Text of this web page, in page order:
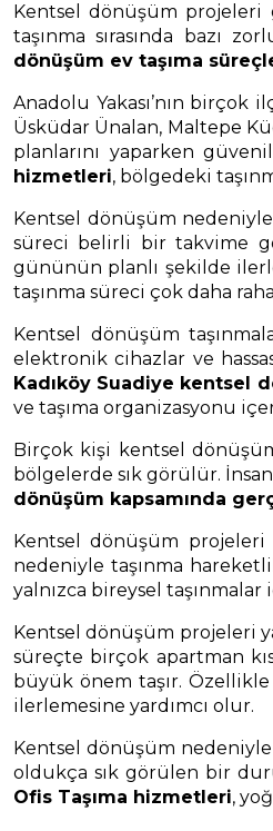
Kentsel dönüşüm projeleri
taşınma sırasında bazı
dönüşüm ev taşıma
Anadolu Yakası’nın
Üsküdar Ünalan, Maltepe
planlarını yaparken
hizmetleri, bölgedeki
Kentsel dönüşüm
süreci belirli bir takvime
gününün planlı şekilde
taşınma süreci çok daha
Kentsel dönüşüm
elektronik cihazlar ve
Kadıköy Suadiye kentsel
ve taşıma organizasyonu
Birçok kişi kentsel
bölgelerde sık görülür.
dönüşüm kapsamında
Kentsel dönüşüm
nedeniyle taşınma
yalnızca bireysel
Kentsel dönüşüm projeleri
süreçte birçok apartman
büyük önem taşır. Özellikle
ilerlemesine yardımcı olur.
Kentsel dönüşüm nedeniyle
oldukça sık görülen bir
Ofis Taşıma hizmetleri,